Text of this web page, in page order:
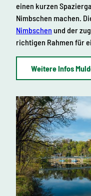
einen kurzen
Nimbschen machen.
Nimbschen und der
richtigen Rahmen für
Weitere Infos